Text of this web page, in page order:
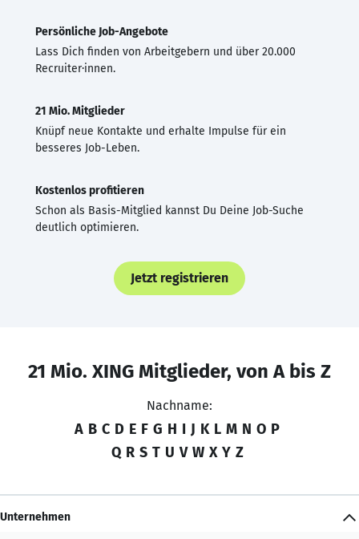
Persönliche Job-Angebote
Lass Dich finden von Arbeitgebern und über 20.000
Recruiter·innen.
21 Mio. Mitglieder
Knüpf neue Kontakte und erhalte Impulse für ein
besseres Job-Leben.
Kostenlos profitieren
Schon als Basis-Mitglied kannst Du Deine Job-Suche
deutlich optimieren.
Jetzt registrieren
21 Mio. XING Mitglieder, von A bis Z
Nachname:
A B C D E F G H I J K L M N O P
Q R S T U V W X Y Z
Unternehmen